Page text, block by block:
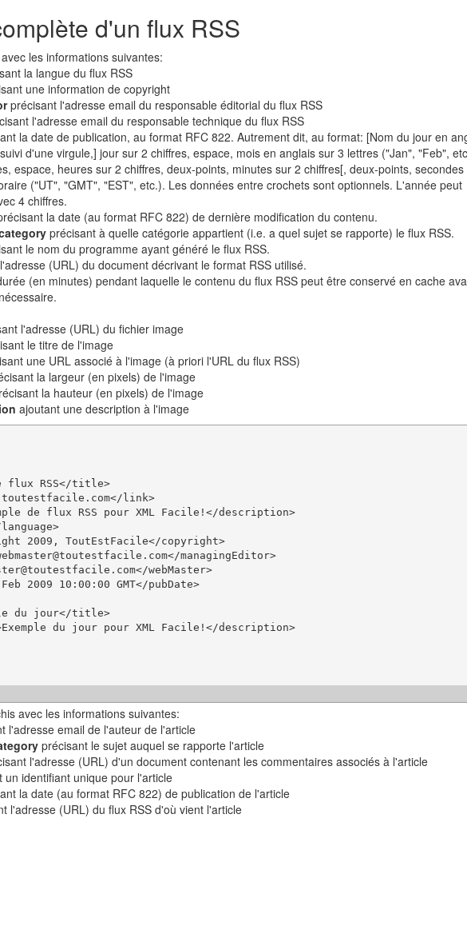
d'un flux RSS
les informations suivantes:
la langue du flux RSS
une information de copyright
précisant l'adresse email du responsable éditorial du flux RSS
l'adresse email du responsable technique du flux RSS
la date de publication, au format RFC 822. Autrement dit, au format: [Nom du jour en
d'une virgule,] jour sur 2 chiffres, espace, mois en anglais sur 3 lettres ("Jan", "Feb",
espace, heures sur 2 chiffres, deux-points, minutes sur 2 chiffres[, deux-points,
("UT", "GMT", "EST", etc.). Les données entre crochets sont optionnels. L'année peut
4 chiffres.
la date (au format RFC 822) de dernière modification du contenu.
précisant à quelle catégorie appartient (i.e. a quel sujet se rapporte) le flux RSS.
le nom du programme ayant généré le flux RSS.
(URL) du document décrivant le format RSS utilisé.
(en minutes) pendant laquelle le contenu du flux RSS peut être conservé en cache
l'adresse (URL) du fichier image
le titre de l'image
une URL associé à l'image (à priori l'URL du flux RSS)
la largeur (en pixels) de l'image
la hauteur (en pixels) de l'image
ajoutant une description à l'image
flux RSS</title>
link>
de flux RSS pour XML Facile!</description>
2009, ToutEstFacile</copyright>
managingEditor>
webMaster>
2009 10:00:00 GMT</pubDate>
du jour</title>
du jour pour XML Facile!</description>
avec les informations suivantes:
l'adresse email de l'auteur de l'article
précisant le sujet auquel se rapporte l'article
l'adresse (URL) d'un document contenant les commentaires associés à l'article
un identifiant unique pour l'article
la date (au format RFC 822) de publication de l'article
l'adresse (URL) du flux RSS d'où vient l'article